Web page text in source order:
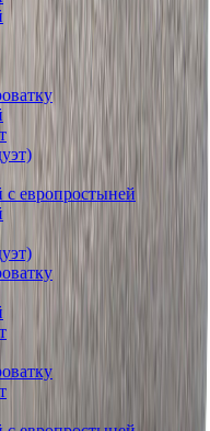
с европростыней